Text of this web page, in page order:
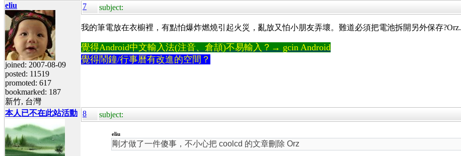
eliu
joined: 2007-08-09
posted: 11519
promoted: 617
bookmarked: 187
新竹, 台灣
7 subject:
我的筆電放在衣櫥裡，有點怕爆炸燃燒引起火災，亂放又怕小朋友弄壞。難道必須把電池拆開另外保存?Orz.
覺得Android中文輸入法(注音、倉頡)不易輸入？→ gcin Android
覺得鬧鐘/行事曆有改進的空間？
本人已不在此站活動 8 subject:
eliu
剛才做了一件傻事，不小心把 coolcd 的文章刪除 Orz